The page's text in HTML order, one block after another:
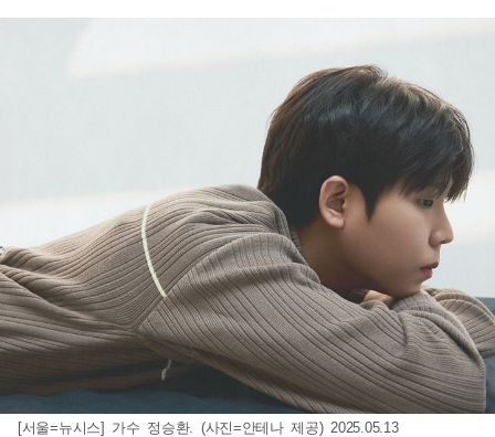
[서울=뉴시스] 가수 정승환. (사진=안테나 제공) 2025.05.13